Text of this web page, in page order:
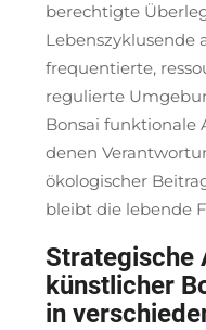
berechtigte
Lebenszyklusende
frequentierte,
regulierte
Bonsai funktionale
denen
ökologischer
bleibt die lebende
Strategische
künstlicher
in